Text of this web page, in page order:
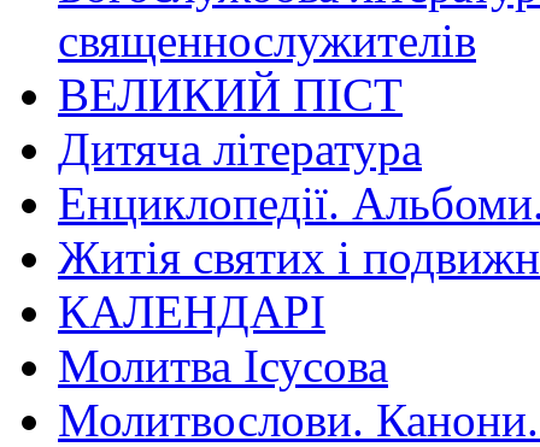
священнослужителів
ВЕЛИКИЙ ПІСТ
Дитяча література
Енциклопедії.
Житія святих і
КАЛЕНДАРІ
Молитва Ісусова
Молитвослови.